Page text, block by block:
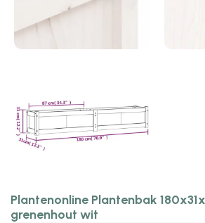
Plantenonline Plantenbak
grenenhout wit